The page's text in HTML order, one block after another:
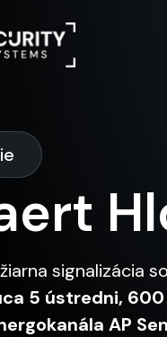
signalizácia
5 ústredni,
AP